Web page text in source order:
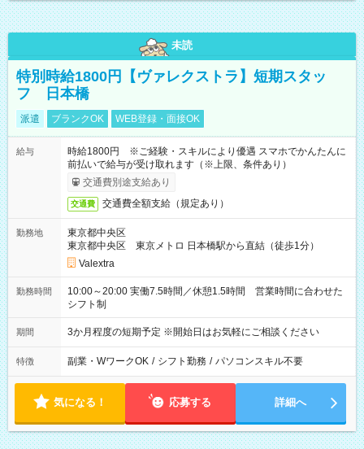
未読
特別時給1800円【ヴァレクストラ】短期スタッ
フ 日本橋
派遣 ブランクOK WEB登録・面接OK
給与
時給1800円 ※ご経験・スキルにより優遇 スマホでかんたんに
前払いで給与が受け取れます（※上限、条件あり）
交通費別途支給あり
交通費 交通費全額支給（規定あり）
勤務地
東京都中央区
東京都中央区 東京メトロ 日本橋駅から直結（徒歩1分）
Valextra
勤務時間
10:00～20:00 実働7.5時間／休憩1.5時間 営業時間に合わせた
シフト制
期間 3か月程度の短期予定 ※開始日はお気軽にご相談ください
特徴 副業・WワークOK / シフト勤務 / パソコンスキル不要
気になる！ 応募する 詳細へ